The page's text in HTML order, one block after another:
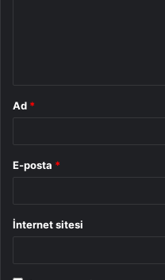
Ad *
E-posta *
İnternet sitesi